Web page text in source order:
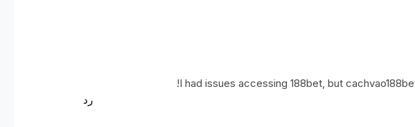
I had issues accessing 188bet, but
!
رد